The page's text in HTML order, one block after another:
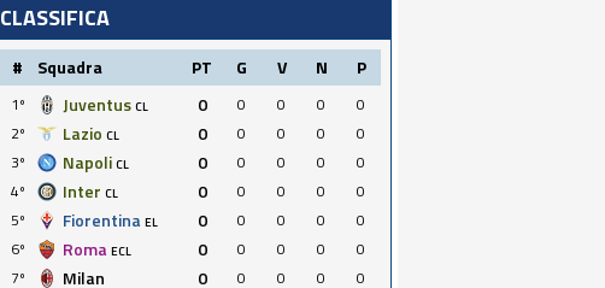
CLASSIFICA
# Squadra PT G V N P
1º Juventus CL 0 0 0 0
0
2º
Lazio CL 0 0 0 0
0
3º
Napoli CL 0 0 0 0
0
4º
Inter CL 0 0 0 0
0
5º
Fiorentina EL 0 0 0 0
0
6º
Roma ECL 0 0 0 0
0
7º
Milan 0 0 0 0
0